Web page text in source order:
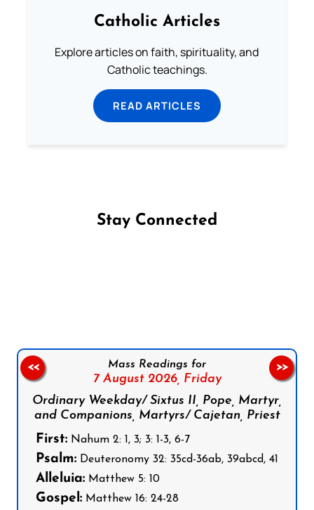
Catholic Articles
Explore articles on faith, spirituality, and
Catholic teachings.
READ ARTICLES
Stay Connected
Mass Readings for
7 August 2026, Friday
Ordinary Weekday/ Sixtus II, Pope, Martyr,
and Companions, Martyrs/ Cajetan, Priest
First: Nahum 2: 1, 3; 3: 1-3, 6-7
Psalm: Deuteronomy 32: 35cd-36ab, 39abcd, 41
Alleluia: Matthew 5: 10
Gospel: Matthew 16: 24-28
<< >>